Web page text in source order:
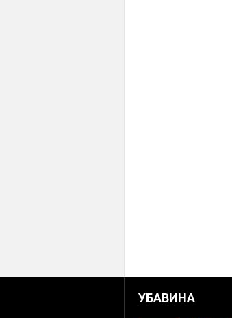
УБАВИНА